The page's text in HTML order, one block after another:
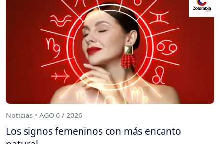
Noticias • AGO 6 / 2026
Los signos femeninos con más encanto